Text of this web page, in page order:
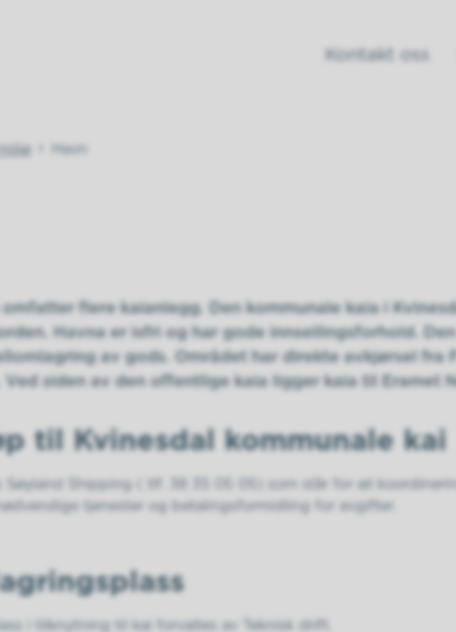
Kontakt oss
Havn
flere kaianlegg. Den kommunale kaia i
Havna er isfri og har gode innseilingsforhold.
av gods. Området har direkte avkjørsel fra
siden av den offentlige kaia ligger kaia til Eramet
til Kvinesdal kommunale kai
Søyland Shipping ( tlf. 38 35 05 05) som står for all
tjenester og betalingsformidling for avgifter.
i tilknytning til kai forvaltes av Teknisk drift.